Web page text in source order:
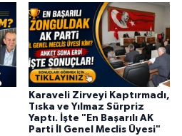
Karaveli Zirveyi Kaptırmadı,
Tıska ve Yılmaz Sürpriz
Yaptı. İşte "En Başarılı AK
Parti İl Genel Meclis Üyesi"